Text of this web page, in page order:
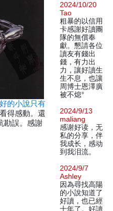
好的小說只有
得感動。還
勘誤。感謝
2024/10/20
Tao
粗暴的以信用
卡感謝好讀團
隊的無償奉
獻。懇請各位
讀友有錢出
錢，有力出
力，讓好讀生
生不息，也讓
周博士恩澤廣
被不熄°
2024/9/13
maliang
感谢好读，无
私的分享，伴
我成长，感动
到我泪流。
2024/9/7
Ashley
因為尋找高陽
的小說知道了
好讀，也已經
十年了。好讀